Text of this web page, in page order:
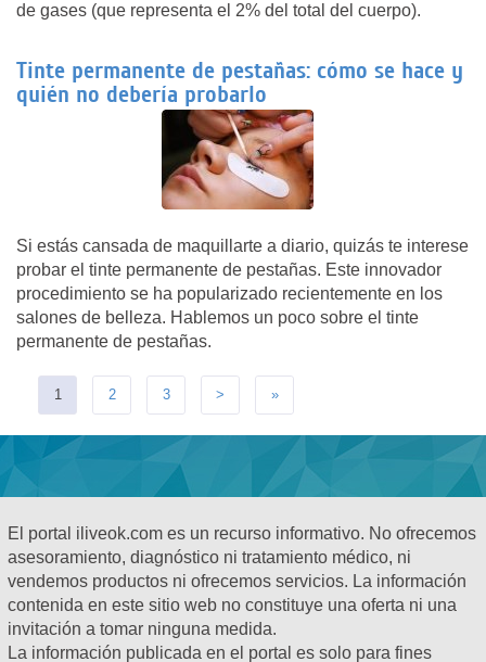
de gases (que representa el 2% del total del cuerpo).
Tinte permanente de pestañas: cómo se hace y
quién no debería probarlo
Si estás cansada de maquillarte a diario, quizás te interese
probar el tinte permanente de pestañas. Este innovador
procedimiento se ha popularizado recientemente en los
salones de belleza. Hablemos un poco sobre el tinte
permanente de pestañas.
1 2 3 > »
El portal iliveok.com es un recurso informativo. No ofrecemos
asesoramiento, diagnóstico ni tratamiento médico, ni
vendemos productos ni ofrecemos servicios. La información
contenida en este sitio web no constituye una oferta ni una
invitación a tomar ninguna medida.
La información publicada en el portal es solo para fines